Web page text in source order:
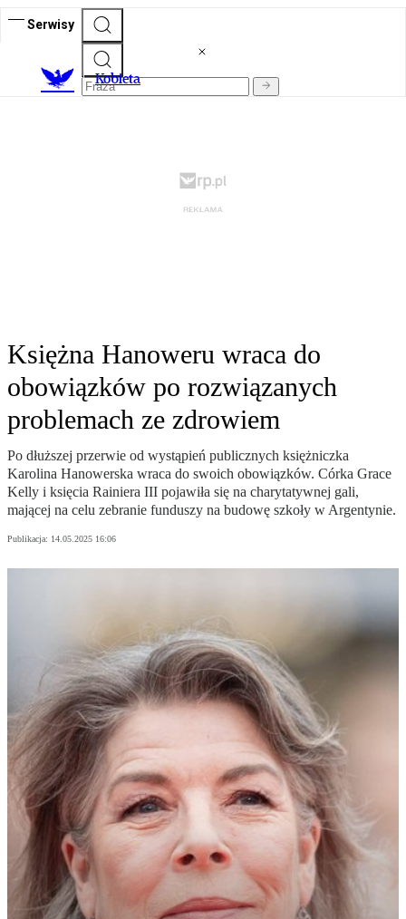
Serwisy
Kobieta
Księżna Hanoweru wraca do
obowiązków po rozwiązanych
problemach ze zdrowiem
Po dłuższej przerwie od wystąpień publicznych księżniczka
Karolina Hanowerska wraca do swoich obowiązków. Córka Grace
Kelly i księcia Rainiera III pojawiła się na charytatywnej gali,
mającej na celu zebranie funduszy na budowę szkoły w Argentynie.
Publikacja: 14.05.2025 16:06